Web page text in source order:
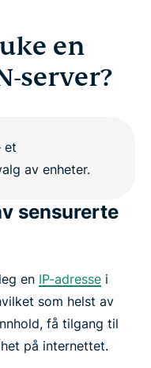
en
server?
sensurerte
en IP-adresse i
som helst av
få tilgang til
på internettet.